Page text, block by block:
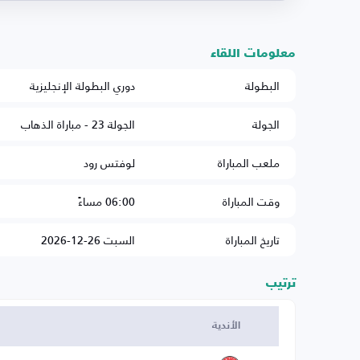
معلومات اللقاء
البطولة
دوري البطولة الإنجليزية
الجولة
الجولة 23 - مباراة الذهاب
ملعب المباراة
لوفتس رود
وقت المباراة
06:00 مساءً
تاريخ المباراة
السبت 26-12-2026
ترتيب
الأندية